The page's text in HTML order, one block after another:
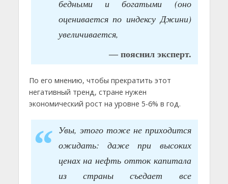
бедными и богатыми (оно
оценивается по индексу Джини)
увеличивается,
— пояснил эксперт.
По его мнению, чтобы прекратить этот
негативный тренд, стране нужен
экономический рост на уровне 5-6% в год.
Увы, этого тоже не приходится
ожидать: даже при высоких
ценах на нефть отток капитала
из страны съедает все